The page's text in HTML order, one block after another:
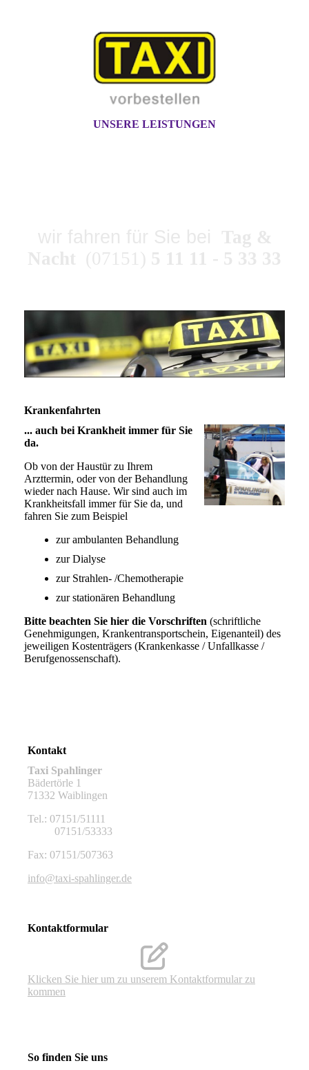
UNSERE LEISTUNGEN
Krankenfahrten
... auch bei Krankheit immer für Sie
da.
Ob von der Haustür zu Ihrem
Arzttermin, oder von der Behandlung
wieder nach Hause. Wir sind auch im
Krankheitsfall immer für Sie da, und
fahren Sie zum Beispiel
zur ambulanten Behandlung
zur Dialyse
zur Strahlen- /Chemotherapie
zur stationären Behandlung
Bitte beachten Sie hier die Vorschriften (schriftliche
Genehmigungen, Krankentransportschein, Eigenanteil) des
jeweiligen Kostenträgers (Krankenkasse / Unfallkasse /
Berufgenossenschaft).
Kontakt
Taxi Spahlinger
Bädertörle 1
71332 Waiblingen
Tel.: 07151/51111
07151/53333
Fax: 07151/507363
info@taxi-spahlinger.de
Kontaktformular
Klicken Sie hier um zu unserem Kon­takt­for­mu­lar zu
kommen
So finden Sie uns